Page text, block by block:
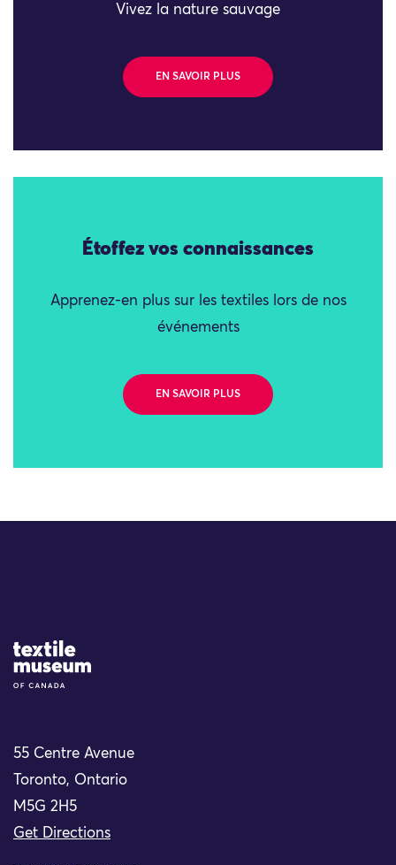
Vivez la nature sauvage
EN SAVOIR PLUS
Étoffez vos connaissances
Apprenez-en plus sur les textiles lors de nos
événements
EN SAVOIR PLUS
Site Logo
55 Centre Avenue
Toronto, Ontario
M5G 2H5
Get Directions